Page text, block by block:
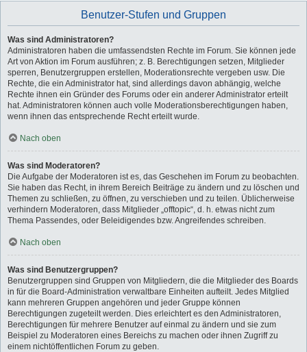
Benutzer-Stufen und Gruppen
Was sind Administratoren?
Administratoren haben die umfassendsten Rechte im Forum. Sie können jede
Art von Aktion im Forum ausführen; z. B. Berechtigungen setzen, Mitglieder
sperren, Benutzergruppen erstellen, Moderationsrechte vergeben usw. Die
Rechte, die ein Administrator hat, sind allerdings davon abhängig, welche
Rechte ihnen ein Gründer des Forums oder ein anderer Administrator erteilt
hat. Administratoren können auch volle Moderationsberechtigungen haben,
wenn ihnen das entsprechende Recht erteilt wurde.
Nach oben
Was sind Moderatoren?
Die Aufgabe der Moderatoren ist es, das Geschehen im Forum zu beobachten.
Sie haben das Recht, in ihrem Bereich Beiträge zu ändern und zu löschen und
Themen zu schließen, zu öffnen, zu verschieben und zu teilen. Üblicherweise
verhindern Moderatoren, dass Mitglieder „offtopic“, d. h. etwas nicht zum
Thema Passendes, oder Beleidigendes bzw. Angreifendes schreiben.
Nach oben
Was sind Benutzergruppen?
Benutzergruppen sind Gruppen von Mitgliedern, die die Mitglieder des Boards
in für die Board-Administration verwaltbare Einheiten aufteilt. Jedes Mitglied
kann mehreren Gruppen angehören und jeder Gruppe können
Berechtigungen zugeteilt werden. Dies erleichtert es den Administratoren,
Berechtigungen für mehrere Benutzer auf einmal zu ändern und sie zum
Beispiel zu Moderatoren eines Bereichs zu machen oder ihnen Zugriff zu
einem nichtöffentlichen Forum zu geben.